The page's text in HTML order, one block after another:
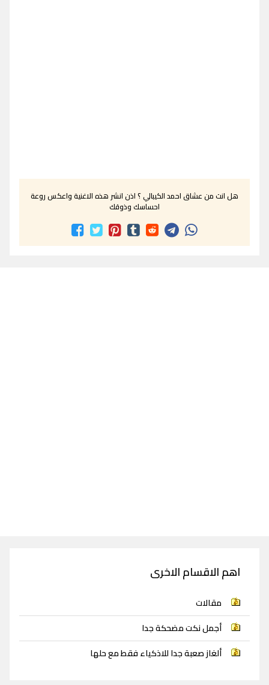
هل انت من عشاق احمد الكيبالي ؟ اذن انشر هذه الاغنية واعكس روعة
احساسك وذوقك
اهم الاقسام الاخرى
مقالات
أجمل نكت مضحكة جدا
ألغاز صعبة جدا للاذكياء فقط مع حلها